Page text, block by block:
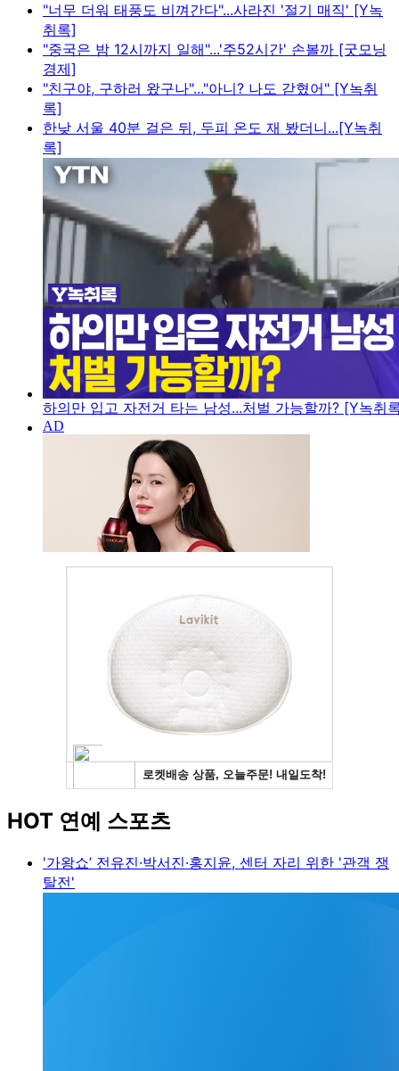
"너무 더워 태풍도 비껴간다"...사라진 '절기 매직' [Y녹
취록]
"중국은 밤 12시까지 일해"...'주52시간' 손볼까 [굿모닝
경제]
"친구야, 구하러 왔구나"..."아니? 나도 갇혔어" [Y녹취
록]
한낮 서울 40분 걸은 뒤, 두피 온도 재 봤더니...[Y녹취
록]
하의만 입고 자전거 타는 남성...처벌 가능할까? [Y녹취
HOT 연예 스포츠
'가왕쇼’ 전유진·박서진·홍지윤, 센터 자리 위한 '관객 쟁
탈전'